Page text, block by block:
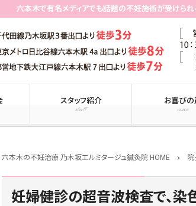
六本木で有名メディアでも話題の不妊施術が受けら
スタッフ紹介
staff
お喜びの
voice
六本木の不妊治療 乃木坂エルミタージュ鍼灸院 HOME chevron_right
妊婦健診の超音波検査で、染